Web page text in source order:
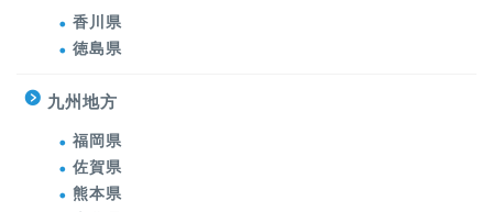
香川県
徳島県
九州地方
福岡県
佐賀県
熊本県